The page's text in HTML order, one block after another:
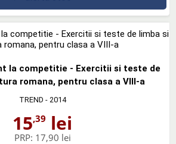
la competitie - Exercitii si teste de
romana, pentru clasa a VIII-a
TREND - 2014
15,39 lei
PRP: 17,90 lei